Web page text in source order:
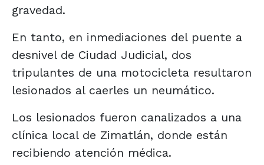
gravedad.
En tanto, en inmediaciones del puente a
desnivel de Ciudad Judicial, dos
tripulantes de una motocicleta resultaron
lesionados al caerles un neumático.
Los lesionados fueron canalizados a una
clínica local de Zimatlán, donde están
recibiendo atención médica.